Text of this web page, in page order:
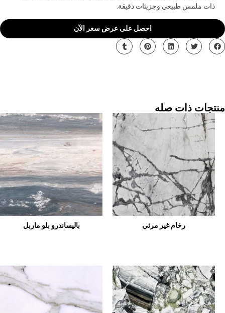
ذات ملمس طبيعي وجزيئات دقيقة.
احصل على عرض سعر الآن
منتجات ذات صله
رخام غير مرئي باليساندرو بلو ماربل